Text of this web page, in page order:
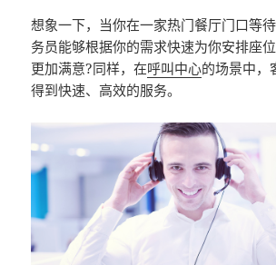
想象一下，当你在一家热门餐厅门口等
务员能够根据你的需求快速为你安排座
更加满意?同样，在呼叫中心的场景中，
得到快速、高效的服务。